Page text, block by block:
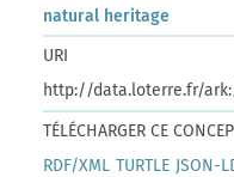
natural heritage
URI
http://data.loterre.fr/ark:/
TÉLÉCHARGER CE
RDF/XML TURTLE JSON-